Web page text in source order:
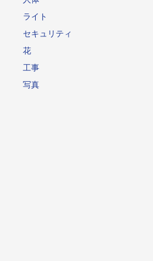
ライト
セキュリティ
花
工事
写真